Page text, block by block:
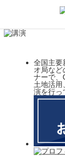
全国主要
オ局など
ナーで、
土地活用
演を行っ